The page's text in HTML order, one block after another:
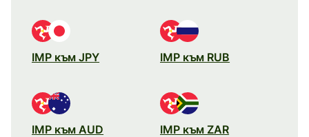
IMP към JPY IMP към RUB
IMP към AUD IMP към ZAR